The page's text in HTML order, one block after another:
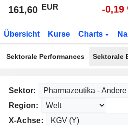
161,60 EUR -0,19
Übersicht Kurse Charts
Sektorale Performances Sektorale
Sektor:
Region:
X-Achse: